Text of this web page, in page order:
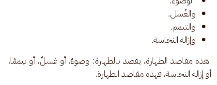
والغُسل.
والتيمم.
وإزالة النجاسة.
هذه مقاصد الطهارة، يقصد بالطهارة: وضوءٌ، أو غسلٌ، أو تيممًا،
أو إزالة النجاسة، فهذه مقاصد الطهارة.